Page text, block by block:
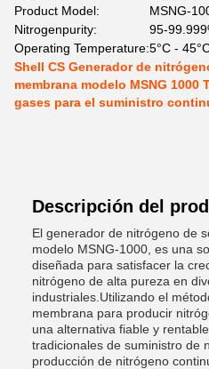
Product Model:
MSNG-
Nitrogenpurity:
95-
Operating Temperature:5°C -
Shell CS Generador de
membrana modelo MSNG
gases para el suministro
Descripción del
El generador de nitrógeno de
modelo MSNG-1000, es una
diseñada para satisfacer la
nitrógeno de alta pureza en
industriales.Utilizando el
membrana para producir
una alternativa fiable y
tradicionales de suministro de
producción de nitrógeno